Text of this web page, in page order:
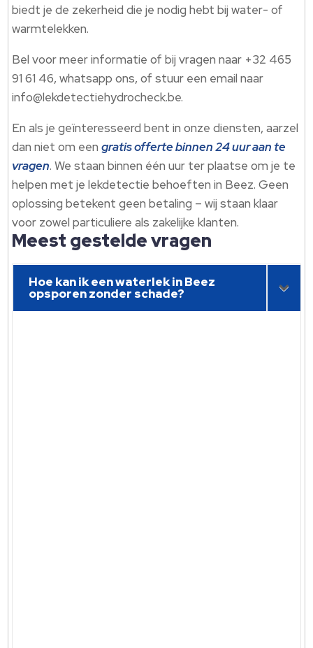
biedt je de zekerheid die je nodig hebt bij water- of
warmtelekken.
Bel voor meer informatie of bij vragen naar +32 465
91 61 46, whatsapp ons, of stuur een email naar
info@lekdetectiehydrocheck.be.
En als je geïnteresseerd bent in onze diensten, aarzel
dan niet om eengratis offerte binnen 24 uur aan te
vragen. We staan binnen één uur ter plaatse om je te
helpen met je lekdetectie behoeften in Beez. Geen
oplossing betekent geen betaling – wij staan klaar
voor zowel particuliere als zakelijke klanten.
Meest gestelde vragen
Hoe kan ik een waterlek in Beez
opsporen zonder schade?